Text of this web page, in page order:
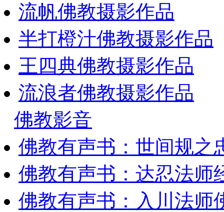
流帆佛教摄影作品
半打橙汁佛教摄影作品
王四典佛教摄影作品
流浪者佛教摄影作品
佛教影音
佛教有声书：世间规
佛教有声书：达忍法师
佛教有声书：入川法师